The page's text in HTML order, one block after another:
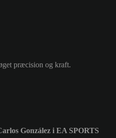
præcision og kraft.
González i EA SPORTS